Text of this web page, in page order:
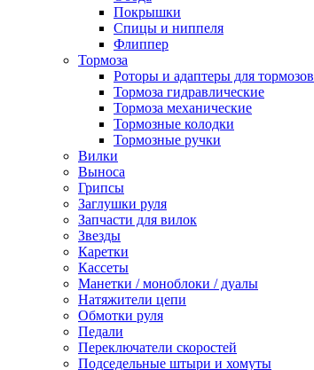
Покрышки
Спицы и ниппеля
Флиппер
Тормоза
Роторы и адаптеры для тормозов
Тормоза гидравлические
Тормоза механические
Тормозные колодки
Тормозные ручки
Вилки
Выноса
Грипсы
Заглушки руля
Запчасти для вилок
Звезды
Каретки
Кассеты
Манетки / моноблоки / дуалы
Натяжители цепи
Обмотки руля
Педали
Переключатели скоростей
Подседельные штыри и хомуты